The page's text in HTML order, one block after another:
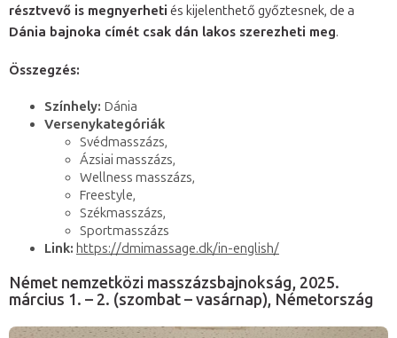
résztvevő is megnyerheti és kijelenthető győztesnek, de a
Dánia bajnoka címét csak dán lakos szerezheti meg.
Összegzés:
Színhely: Dánia
Versenykategóriák
Svédmasszázs,
Ázsiai masszázs,
Wellness masszázs,
Freestyle,
Székmasszázs,
Sportmasszázs
Link: https://dmimassage.dk/in-english/
Német nemzetközi masszázsbajnokság, 2025.
március 1. – 2. (szombat – vasárnap), Németország